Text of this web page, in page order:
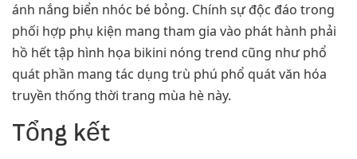
ánh nắng biển nhóc bé bỏng. Chính sự độc đáo trong
phối hợp phụ kiện mang tham gia vào phát hành phải
hồ hết tập hình họa bikini nóng trend cũng như phổ
quát phần mang tác dụng trù phú phổ quát văn hóa
truyền thống thời trang mùa hè này.
Tổng kết